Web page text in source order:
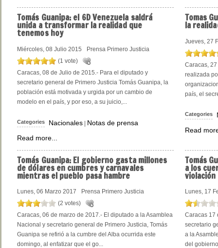
Tomás Guanipa: el 6D Venezuela saldrá
unida a transformar la realidad que
tenemos hoy
Miércoles, 08 Julio 2015
Prensa Primero Justicia
(1 vote)
Caracas, 08 de Julio de 2015.- Para el diputado y
secretario general de Primero Justicia Tomás Guanipa, la
población está motivada y urgida por un cambio de
modelo en el país, y por eso, a su juicio,...
Categories Nacionales | Notas de prensa
Read more...
Tomas
la
Jueves, 27
Caracas,
realizada
país, el
Categories
Read
Tomás Guanipa: El gobierno gasta millones
de dólares en cumbres y carnavales
mientras el pueblo pasa hambre
Lunes, 06 Marzo 2017
Prensa Primero Justicia
(2 votes)
Caracas, 06 de marzo de 2017.- El diputado a la Asamblea
Nacional y secretario general de Primero Justicia, Tomás
Guanipa se refirió a la cumbre del Alba ocurrida este
domingo, al enfatizar que el go...
Tomás
a los
violación
Lunes, 17
Caracas 17
secretario
a la
del